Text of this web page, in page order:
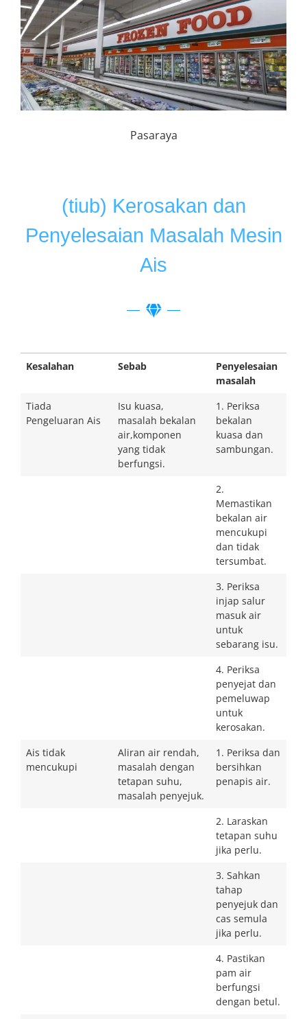
Pasaraya
(tiub) Kerosakan dan
Penyelesaian Masalah Mesin
Ais
Kesalahan Sebab
Penyelesaian
masalah
Tiada
Pengeluaran Ais
Isu kuasa,
masalah bekalan
air,komponen
yang tidak
berfungsi.
1. Periksa
bekalan
kuasa dan
sambungan.
2.
Memastikan
bekalan air
mencukupi
dan tidak
tersumbat.
3. Periksa
injap salur
masuk air
untuk
sebarang isu.
4. Periksa
penyejat dan
pemeluwap
untuk
kerosakan.
Ais tidak
mencukupi
Aliran air rendah,
masalah dengan
tetapan suhu,
masalah penyejuk.
1. Periksa dan
bersihkan
penapis air.
2. Laraskan
tetapan suhu
jika perlu.
3. Sahkan
tahap
penyejuk dan
cas semula
jika perlu.
4. Pastikan
pam air
berfungsi
dengan betul.